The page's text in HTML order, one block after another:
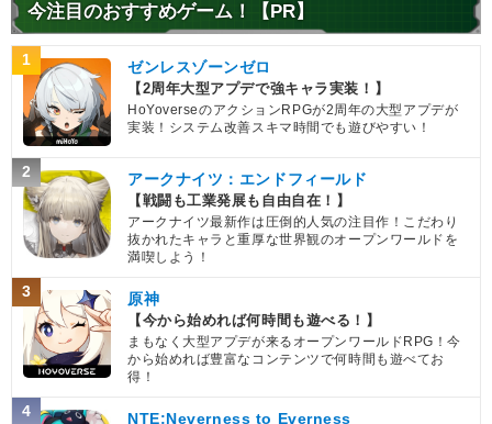
今注目のおすすめゲーム！【PR】
1 ゼンレスゾーンゼロ
【2周年大型アプデで強キャラ実装！】
HoYoverseのアクションRPGが2周年の大型アプデが
実装！システム改善スキマ時間でも遊びやすい！
2 アークナイツ：エンドフィールド
【戦闘も工業発展も自由自在！】
アークナイツ最新作は圧倒的人気の注目作！こだわり
抜かれたキャラと重厚な世界観のオープンワールドを
満喫しよう！
3 原神
【今から始めれば何時間も遊べる！】
まもなく大型アプデが来るオープンワールドRPG！今
から始めれば豊富なコンテンツで何時間も遊べてお
得！
4 NTE:Neverness to Everness